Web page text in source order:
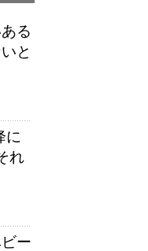
る
と
に
れ
ー